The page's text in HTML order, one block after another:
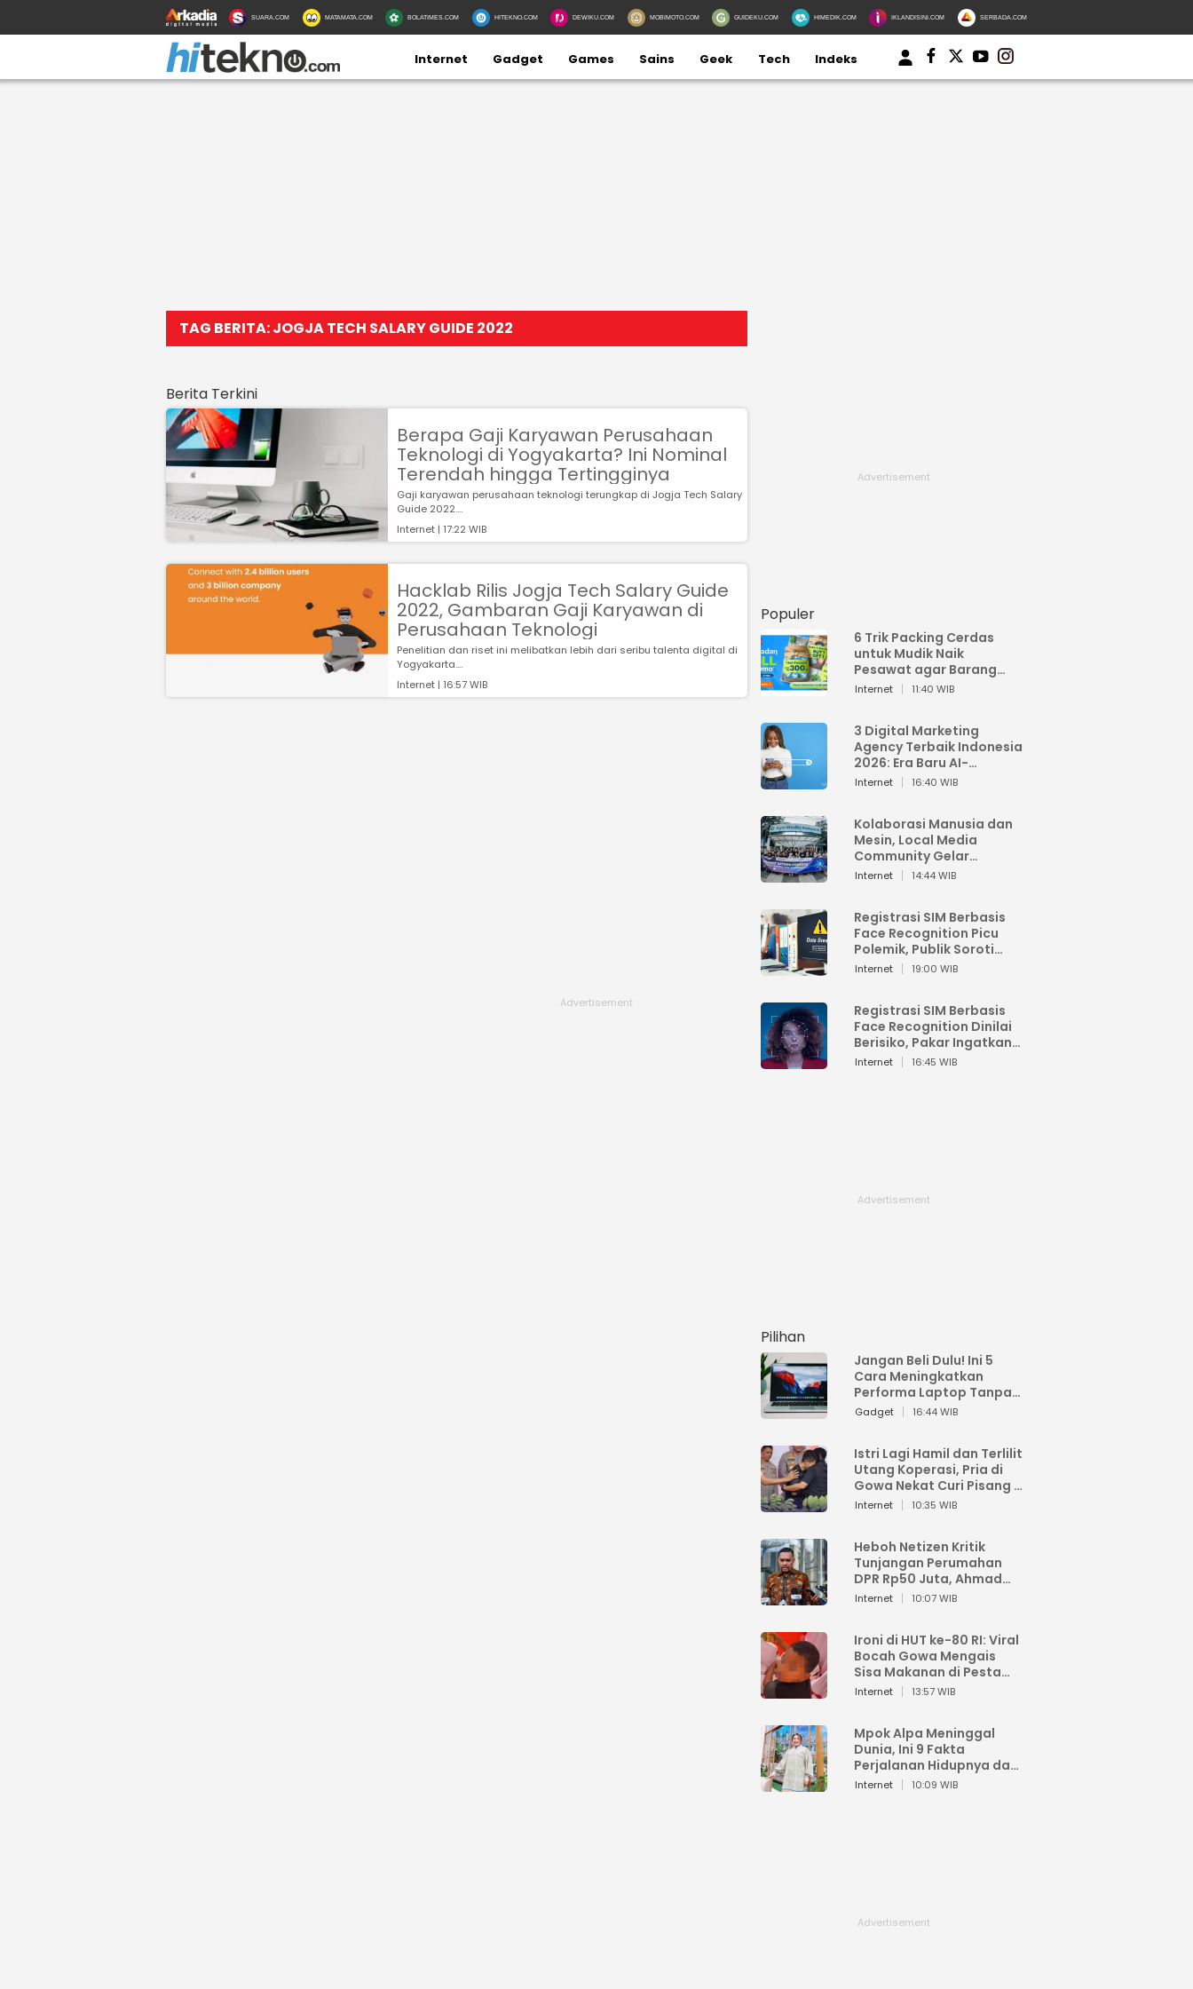
SUARA.COM MATAMATA.COM BOLATIMES.COM HITEKNO.COM DEWIKU.COM MOBIMOTO.COM GUIDEKU.COM HIMEDIK.COM IKLANDISINI.COM SERBADA.COM
Internet Gadget Games Sains Geek Tech Indeks
TAG BERITA: JOGJA TECH SALARY GUIDE 2022
Berita Terkini
Berapa Gaji Karyawan Perusahaan
Teknologi di Yogyakarta? Ini Nominal
Terendah hingga Tertingginya
Gaji karyawan perusahaan teknologi terungkap di Jogja Tech Salary
Guide 2022....
Internet | 17:22 WIB
Hacklab Rilis Jogja Tech Salary Guide
2022, Gambaran Gaji Karyawan di
Perusahaan Teknologi
Penelitian dan riset ini melibatkan lebih dari seribu talenta digital di
Yogyakarta....
Internet | 16:57 WIB
Populer
6 Trik Packing Cerdas
untuk Mudik Naik
Pesawat agar Barang
Tidak Over Bagasi
Internet 11:40 WIB
3 Digital Marketing
Agency Terbaik Indonesia
2026: Era Baru AI-
Powered Marketing
Internet 16:40 WIB
Kolaborasi Manusia dan
Mesin, Local Media
Community Gelar
Workshop Google AI
Internet 14:44 WIB
Registrasi SIM Berbasis
Face Recognition Picu
Polemik, Publik Soroti
Risiko Kebocoran Data
Internet 19:00 WIB
Registrasi SIM Berbasis
Face Recognition Dinilai
Berisiko, Pakar Ingatkan
Ancaman Privasi dan
Internet 16:45 WIB
Pilihan
Jangan Beli Dulu! Ini 5
Cara Meningkatkan
Performa Laptop Tanpa
Harus Beli Baru
Gadget 16:44 WIB
Istri Lagi Hamil dan Terlilit
Utang Koperasi, Pria di
Gowa Nekat Curi Pisang 4
Tandan Milik Tetangga,
Internet 10:35 WIB
Heboh Netizen Kritik
Tunjangan Perumahan
DPR Rp50 Juta, Ahmad
Sahroni: Enggak Senang
Internet 10:07 WIB
Ironi di HUT ke-80 RI: Viral
Bocah Gowa Mengais
Sisa Makanan di Pesta
Kemerdekaan
Internet 13:57 WIB
Mpok Alpa Meninggal
Dunia, Ini 9 Fakta
Perjalanan Hidupnya dari
Viral hingga Puncak
Internet 10:09 WIB